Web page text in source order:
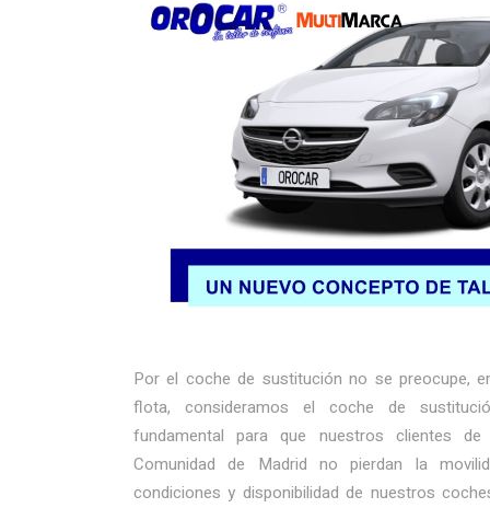
Por el coche de sustitución no se preocupe,
flota, consideramos el coche de
fundamental para que nuestros clientes
Comunidad de Madrid no pierdan la
condiciones y disponibilidad de nuestros